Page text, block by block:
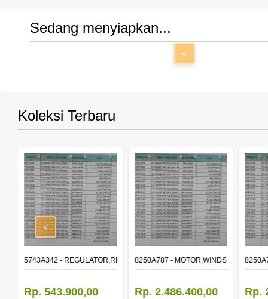
Sedang menyiapkan...
<
Koleksi Terbaru
DOOR WINDOW,LH
5743A342 - REGULATOR,RR DOOR WINDOW,RH
Rp. 543.900,00
8250A787 - MOTOR,WINDSHIELD
Rp. 2.486.400,00 Rp.
<